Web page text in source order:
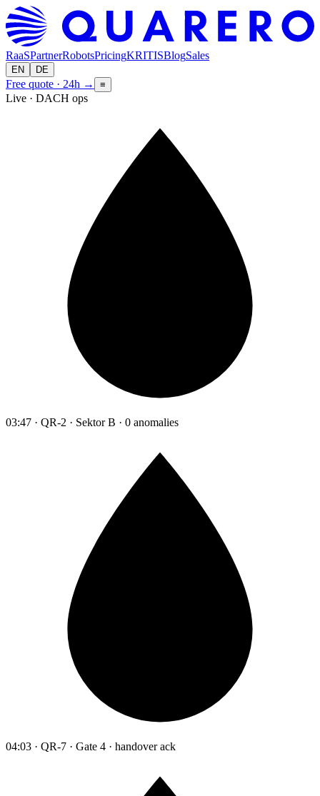
RaaSPartnerRobotsPricingKRITISBlogSales
EN DE
Free quote · 24h → ≡
Live · DACH ops
03:47 · QR-2 · Sektor B · 0 anomalies
04:03 · QR-7 · Gate 4 · handover ack